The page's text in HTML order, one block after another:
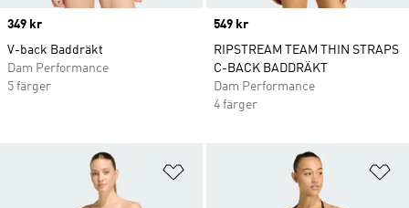
Price
349 kr
V-back Baddräkt
Dam Performance
5 färger
Price
549 kr
RIPSTREAM TEAM THIN STRAPS
C-BACK BADDRÄKT
Dam Performance
4 färger
Lägg till på önskelistan